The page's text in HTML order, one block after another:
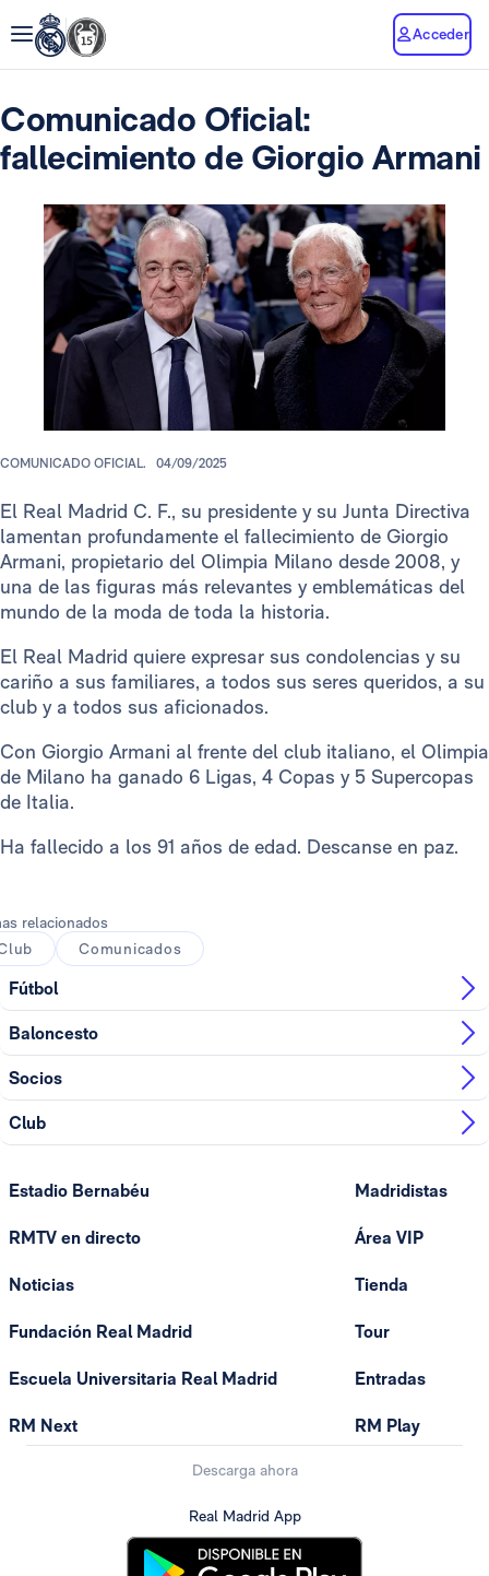
Acceder
Comunicado Oficial:
fallecimiento de Giorgio Armani
COMUNICADO OFICIAL. 04/09/2025
El Real Madrid C. F., su presidente y su Junta Directiva
lamentan profundamente el fallecimiento de Giorgio
Armani, propietario del Olimpia Milano desde 2008, y
una de las figuras más relevantes y emblemáticas del
mundo de la moda de toda la historia.
El Real Madrid quiere expresar sus condolencias y su
cariño a sus familiares, a todos sus seres queridos, a su
club y a todos sus aficionados.
Con Giorgio Armani al frente del club italiano, el Olimpia
de Milano ha ganado 6 Ligas, 4 Copas y 5 Supercopas
de Italia.
Ha fallecido a los 91 años de edad. Descanse en paz.
relacionados
Comunicados
Fútbol
Baloncesto
Socios
Club
Estadio Bernabéu
RMTV en directo
Noticias
Fundación Real Madrid
Escuela Universitaria Real Madrid
RM Next
Madridistas
Área VIP
Tienda
Tour
Entradas
RM Play
Descarga ahora
Real Madrid App